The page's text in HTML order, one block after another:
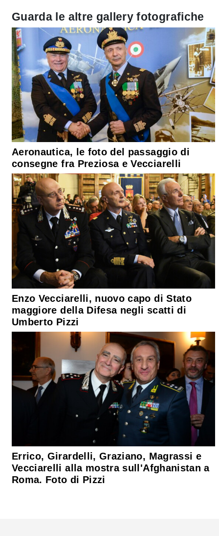
Guarda le altre gallery fotografiche
Aeronautica, le foto del passaggio di
consegne fra Preziosa e Vecciarelli
Enzo Vecciarelli, nuovo capo di Stato
maggiore della Difesa negli scatti di
Umberto Pizzi
Errico, Girardelli, Graziano, Magrassi e
Vecciarelli alla mostra sull'Afghanistan a
Roma. Foto di Pizzi